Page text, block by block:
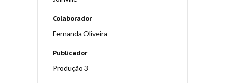
Colaborador
Fernanda Oliveira
Publicador
Produção 3